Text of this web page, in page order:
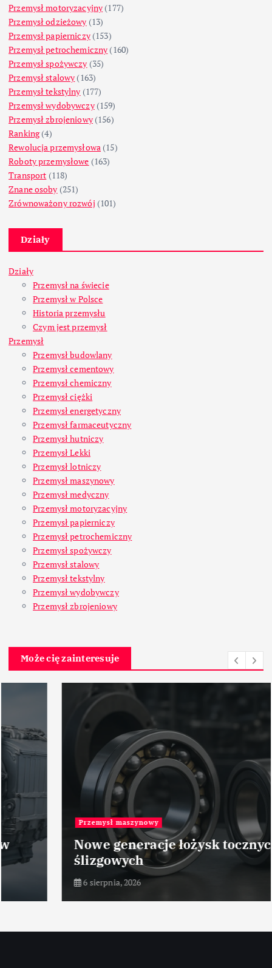
Przemysł motoryzacyjny (177)
Przemysł odzieżowy (13)
Przemysł papierniczy(153)
Przemysł petrochemiczny (160)
Przemysł spożywczy (35)
Przemysł stalowy (163)
Przemysł tekstylny (177)
Przemysł wydobywczy(159)
Przemysł zbrojeniowy(156)
Ranking(4)
Rewolucja przemysłowa (15)
Roboty przemysłowe (163)
Transport (118)
Znane osoby (251)
Zrównoważony rozwój (101)
Działy
Działy
Przemysł na świecie
Przemysł w Polsce
Historia przemysłu
Czym jest przemysł
Przemysł
Przemysł budowlany
Przemysł cementowy
Przemysł chemiczny
Przemysł ciężki
Przemysł energetyczny
Przemysł farmaceutyczny
Przemysł hutniczy
Przemysł Lekki
Przemysł lotniczy
Przemysł maszynowy
Przemysł medyczny
Przemysł motoryzacyjny
Przemysł papierniczy
Przemysł petrochemiczny
Przemysł spożywczy
Przemysł stalowy
Przemysł tekstylny
Przemysł wydobywczy
Przemysł zbrojeniowy
Może cię zainteresuje
Przemysł maszynowy
Nowe generacje łożysk tocznych i
ślizgowych
6 sierpnia, 2026